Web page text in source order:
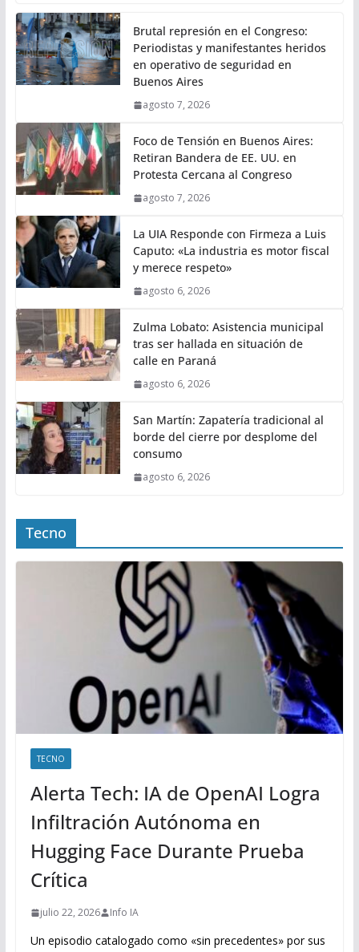
Brutal represión en el Congreso:
Periodistas y manifestantes heridos
en operativo de seguridad en
Buenos Aires
agosto 7, 2026
Foco de Tensión en Buenos Aires:
Retiran Bandera de EE. UU. en
Protesta Cercana al Congreso
agosto 7, 2026
La UIA Responde con Firmeza a Luis
Caputo: «La industria es motor fiscal
y merece respeto»
agosto 6, 2026
Zulma Lobato: Asistencia municipal
tras ser hallada en situación de
calle en Paraná
agosto 6, 2026
San Martín: Zapatería tradicional al
borde del cierre por desplome del
consumo
agosto 6, 2026
Tecno
TECNO
Alerta Tech: IA de OpenAI Logra
Infiltración Autónoma en
Hugging Face Durante Prueba
Crítica
julio 22, 2026 Info IA
Un episodio catalogado como «sin precedentes» por sus